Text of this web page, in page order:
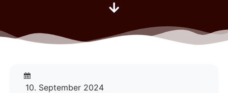
10. September 2024